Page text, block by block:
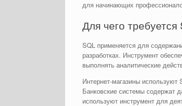
для начинающих
Для чего требуется
SQL применяется для
разработках. Инструмент
выполнять аналитические
Интернет-магазины используют
Банковские системы содержат
используют инструмент для